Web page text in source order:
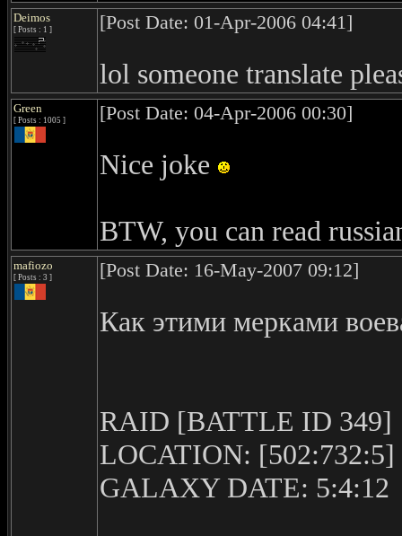
Deimos
[ Posts : 1 ] [Post Date: 01-Apr-2006 04:41]
lol someone translate
Green
[ Posts : 1005 ] [Post Date: 04-Apr-2006 00:30]
Nice joke
BTW, you can read
mafiozo
[ Posts : 3 ] [Post Date: 16-May-2007 09:12]
Как этими мерками
RAID [BATTLE ID 349]
LOCATION: [502:732:5]
GALAXY DATE: 5:4:12